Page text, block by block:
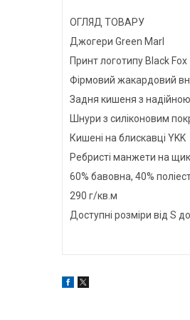
ОГЛЯД ТОВАРУ
Джогери Green Marl
Принт логотипу Black Fox
Фірмовий жакардовий
Задня кишеня з
Шнури з силіконовим
Кишені на блискавці YKK
Ребристі манжети на
60% бавовна, 40%
290 г/кв.м
Доступні розміри від S